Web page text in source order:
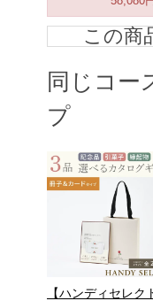
この商
同じコー
プ
【ハンディセレ